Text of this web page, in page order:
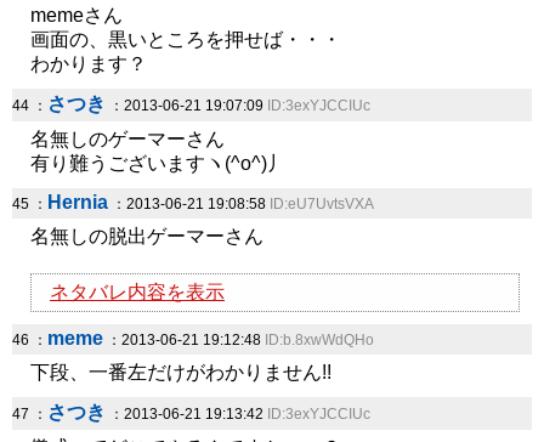
memeさん
画面の、黒いところを押せば・・・
わかります？
44 ： さつき ：2013-06-21 19:07:09 ID:3exYJCCIUc
名無しのゲーマーさん
有り難うございますヽ(^o^)丿
45 ： Hernia ：2013-06-21 19:08:58 ID:eU7UvtsVXA
名無しの脱出ゲーマーさん
ネタバレ内容を表示
46 ： meme ：2013-06-21 19:12:48 ID:b.8xwWdQHo
下段、一番左だけがわかりません!!
47 ： さつき ：2013-06-21 19:13:42 ID:3exYJCCIUc